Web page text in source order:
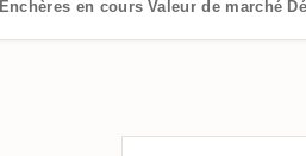
Enchères en cours Valeur de marché